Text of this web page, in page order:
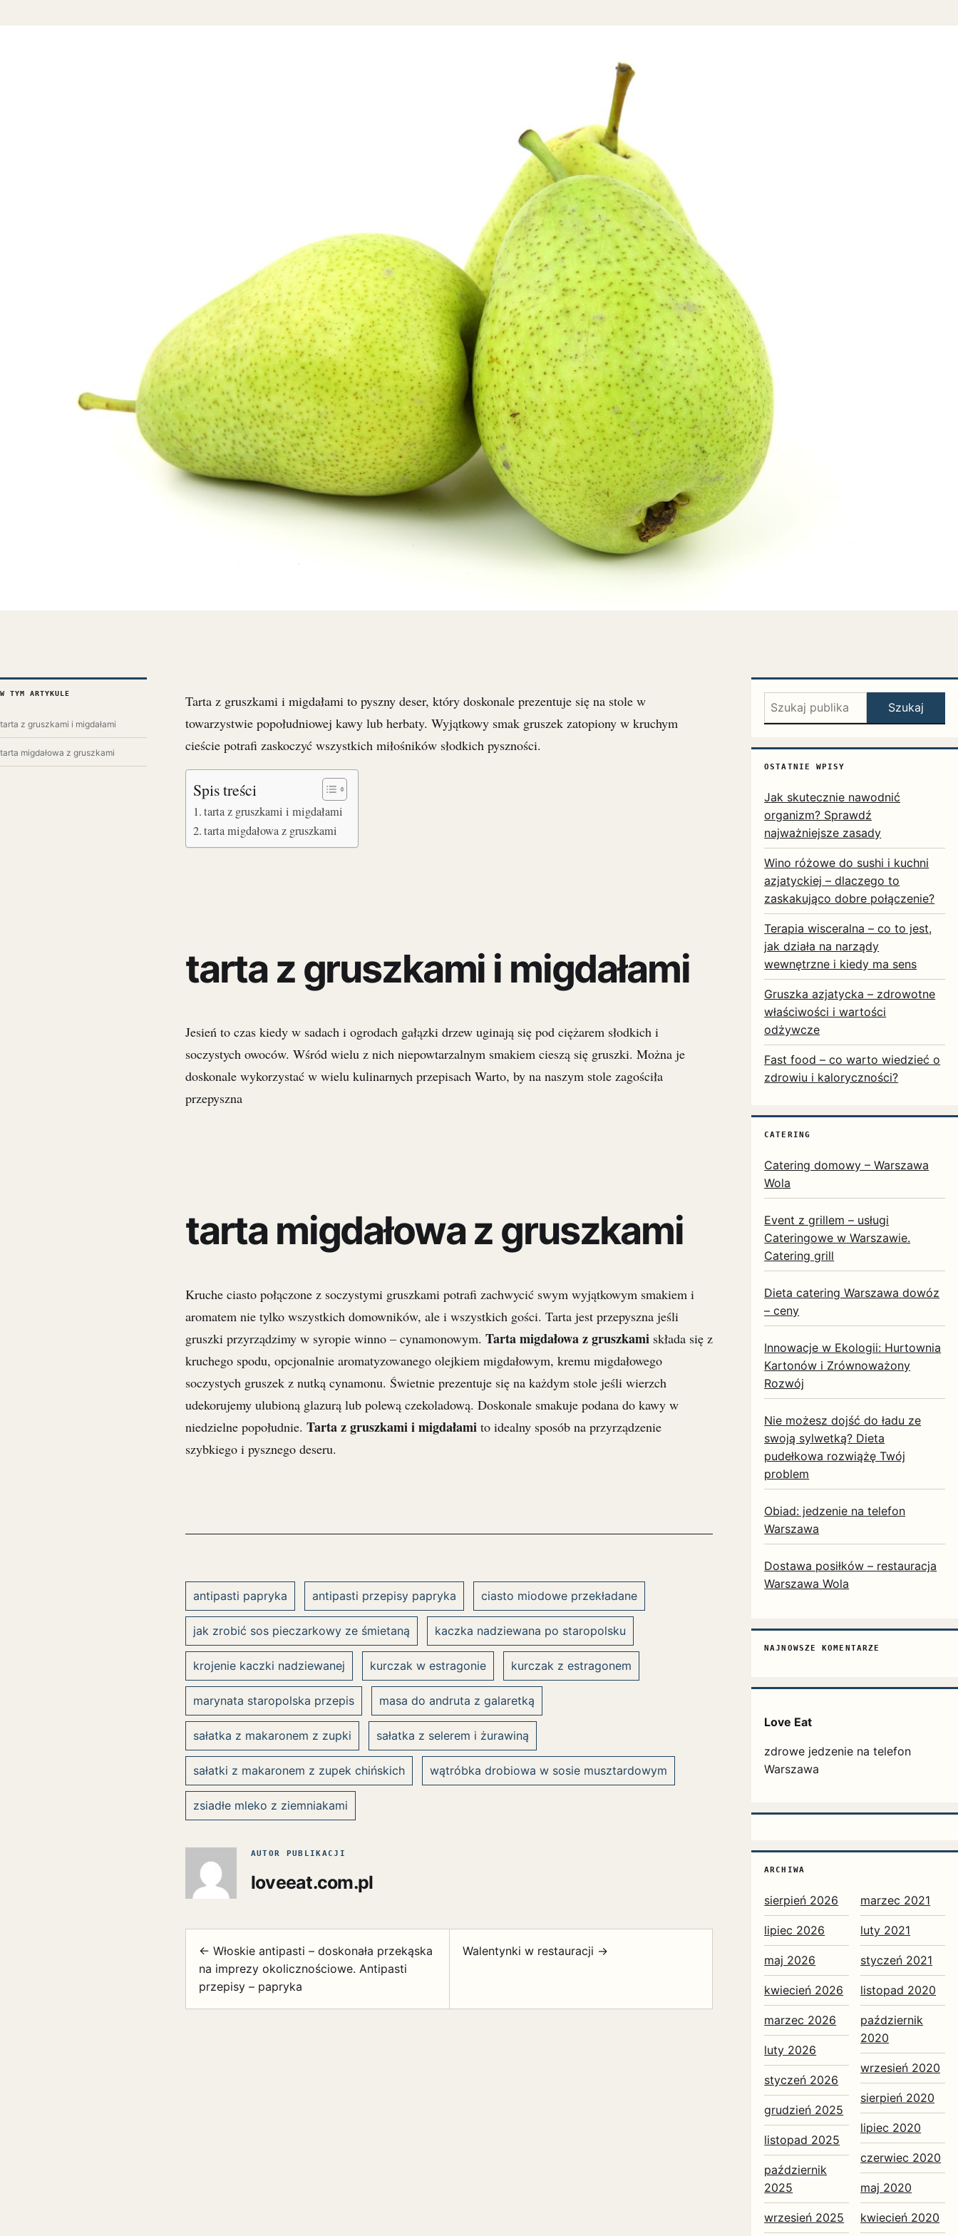
W TYM ARTYKULE
tarta z gruszkami i migdałami
tarta migdałowa z gruszkami
Tarta z gruszkami i migdałami to pyszny deser, który doskonale prezentuje się na stole w
towarzystwie popołudniowej kawy lub herbaty. Wyjątkowy smak gruszek zatopiony w kruchym
cieście potrafi zaskoczyć wszystkich miłośników słodkich pyszności.
Spis treści
tarta z gruszkami i migdałami
tarta migdałowa z gruszkami
tarta z gruszkami i migdałami
Jesień to czas kiedy w sadach i ogrodach gałązki drzew uginają się pod ciężarem słodkich i
soczystych owoców. Wśród wielu z nich niepowtarzalnym smakiem cieszą się gruszki. Można je
doskonale wykorzystać w wielu kulinarnych przepisach Warto, by na naszym stole zagościła
przepyszna
tarta migdałowa z gruszkami
Kruche ciasto połączone z soczystymi gruszkami potrafi zachwycić swym wyjątkowym smakiem i
aromatem nie tylko wszystkich domowników, ale i wszystkich gości. Tarta jest przepyszna jeśli
gruszki przyrządzimy w syropie winno – cynamonowym. Tarta migdałowa z gruszkamiskłada się z
kruchego spodu, opcjonalnie aromatyzowanego olejkiem migdałowym, kremu migdałowego
soczystych gruszek z nutką cynamonu. Świetnie prezentuje się na każdym stole jeśli wierzch
udekorujemy ulubioną glazurą lub polewą czekoladową. Doskonale smakuje podana do kawy w
niedzielne popołudnie. Tarta z gruszkami i migdałamito idealny sposób na przyrządzenie
szybkiego i pysznego deseru.
antipasti papryka antipasti przepisy papryka ciasto miodowe przekładane
jak zrobić sos pieczarkowy ze śmietaną kaczka nadziewana po staropolsku
krojenie kaczki nadziewanej kurczak w estragonie kurczak z estragonem
marynata staropolska przepis masa do andruta z galaretką
sałatka z makaronem z zupki sałatka z selerem i żurawiną
sałatki z makaronem z zupek chińskich wątróbka drobiowa w sosie musztardowym
zsiadłe mleko z ziemniakami
AUTOR PUBLIKACJI
loveeat.com.pl
← Włoskie antipasti – doskonała przekąska
na imprezy okolicznościowe. Antipasti
przepisy – papryka
Walentynki w restauracji →
Szukaj: Szukaj
OSTATNIE WPISY
Jak skutecznie nawodnić
organizm? Sprawdź
najważniejsze zasady
Wino różowe do sushi i kuchni
azjatyckiej – dlaczego to
zaskakująco dobre połączenie?
Terapia wisceralna – co to jest,
jak działa na narządy
wewnętrzne i kiedy ma sens
Gruszka azjatycka – zdrowotne
właściwości i wartości
odżywcze
Fast food – co warto wiedzieć o
zdrowiu i kaloryczności?
CATERING
Catering domowy – Warszawa
Wola
Event z grillem – usługi
Cateringowe w Warszawie.
Catering grill
Dieta catering Warszawa dowóz
– ceny
Innowacje w Ekologii: Hurtownia
Kartonów i Zrównoważony
Rozwój
Nie możesz dojść do ładu ze
swoją sylwetką? Dieta
pudełkowa rozwiążę Twój
problem
Obiad: jedzenie na telefon
Warszawa
Dostawa posiłków – restauracja
Warszawa Wola
NAJNOWSZE KOMENTARZE
Love Eat
zdrowe jedzenie na telefon
Warszawa
ARCHIWA
sierpień 2026
lipiec 2026
maj 2026
kwiecień 2026
marzec 2026
luty 2026
styczeń 2026
grudzień 2025
listopad 2025
październik
2025
wrzesień 2025
marzec 2021
luty 2021
styczeń 2021
listopad 2020
październik
2020
wrzesień 2020
sierpień 2020
lipiec 2020
czerwiec 2020
maj 2020
kwiecień 2020